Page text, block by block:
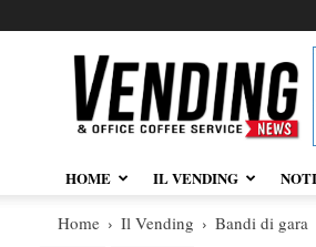
Vendingnews.it
HOME IL VENDING
Home Il Vending Bandi di gara